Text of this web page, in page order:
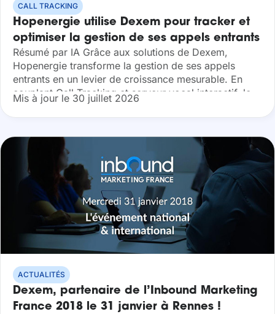
CALL TRACKING
Hopenergie utilise Dexem pour tracker et
optimiser la gestion de ses appels entrants
Résumé par IA Grâce aux solutions de Dexem,
Hopenergie transforme la gestion de ses appels
entrants en un levier de croissance mesurable. En
couplant Call Tracking et serveur vocal interactif, le
comparateur optimise ses investissements
marketing...
Mis à jour le 30 juillet 2026
ACTUALITÉS
Dexem, partenaire de l’Inbound Marketing
France 2018 le 31 janvier à Rennes !